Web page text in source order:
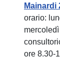
Mainardi
orario:
ore 8.30-